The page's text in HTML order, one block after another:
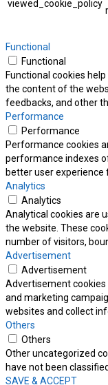
viewed_cookie_policy
Functional
Functional
Functional cookies
the content of the
feedbacks, and other
Performance
Performance
Performance cookies
performance indexes
better user experience
Analytics
Analytics
Analytical cookies are
the website. These
number of visitors,
Advertisement
Advertisement
Advertisement cookies
and marketing
websites and collect
Others
Others
Other uncategorized
have not been
SAVE & ACCEPT